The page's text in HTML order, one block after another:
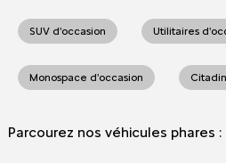
SUV d'occasion Utilitaires
Monospace d'occasion
Parcourez nos véhicules phares :